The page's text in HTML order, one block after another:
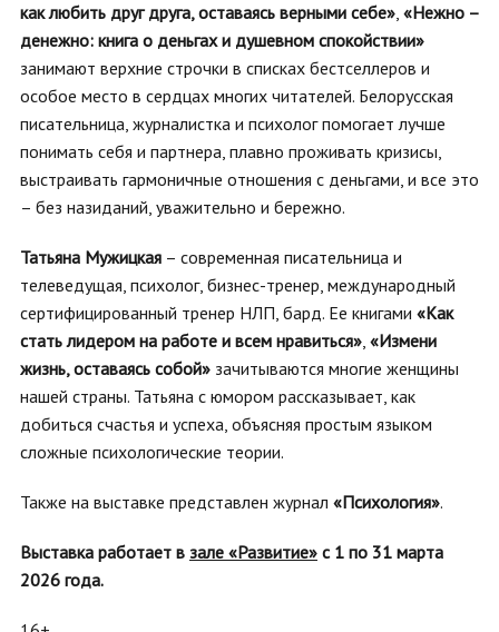
как любить друг друга, оставаясь верными себе», «Нежно –
денежно: книга о деньгах и душевном спокойствии»
занимают верхние строчки в списках бестселлеров и
особое место в сердцах многих читателей. Белорусская
писательница, журналистка и психолог помогает лучше
понимать себя и партнера, плавно проживать кризисы,
выстраивать гармоничные отношения с деньгами, и все это
– без назиданий, уважительно и бережно.
Татьяна Мужицкая – современная писательница и
телеведущая, психолог, бизнес-тренер, международный
сертифицированный тренер НЛП, бард. Ее книгами «Как
стать лидером на работе и всем нравиться», «Измени
жизнь, оставаясь собой» зачитываются многие женщины
нашей страны. Татьяна с юмором рассказывает, как
добиться счастья и успеха, объясняя простым языком
сложные психологические теории.
Также на выставке представлен журнал «Психология».
Выставка работает в зале «Развитие» с 1 по 31 марта
2026 года.